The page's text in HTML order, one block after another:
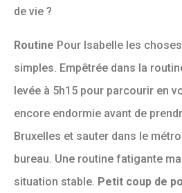
de vie ?
Routine Pour Isabelle les
simples. Empêtrée dans la
levée à 5h15 pour parcourir en
encore endormie avant de
Bruxelles et sauter dans le
bureau. Une routine fatigante
situation stable. Petit coup de